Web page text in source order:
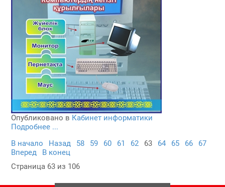
Опубликовано в Кабинет информатики
Подробнее ...
В начало
Назад 58 59 60 61 62 63 64 65 66
67
Вперед
В конец
Страница 63 из 106